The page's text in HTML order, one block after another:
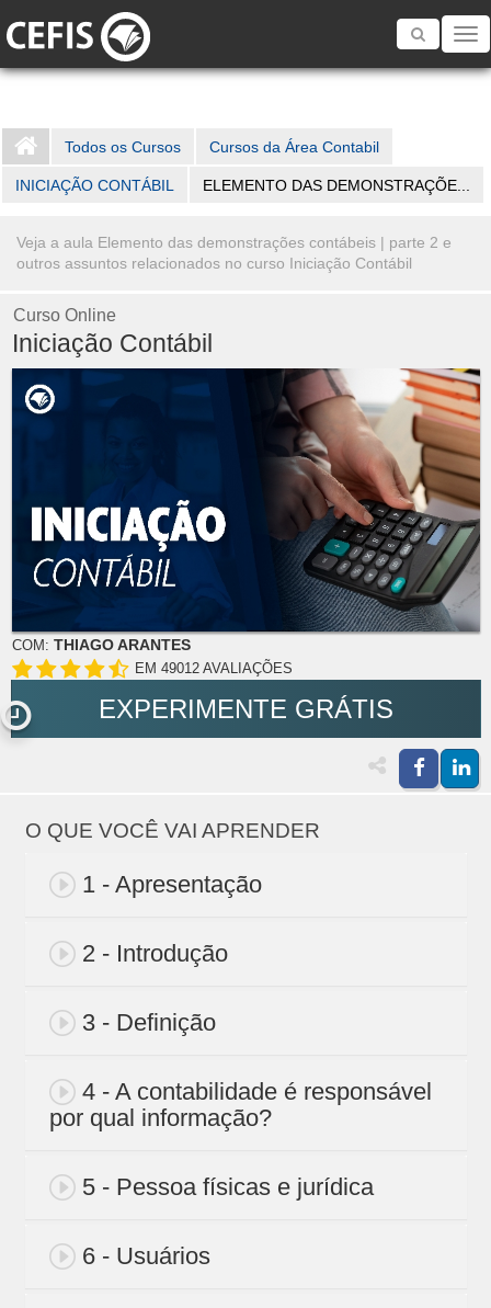
Toggle
Todos os Cursos Cursos da Área Contabil
INICIAÇÃO CONTÁBIL ELEMENTO DAS DEMONSTRAÇÕE...
Veja a aula Elemento das demonstrações contábeis | parte 2 e
outros assuntos relacionados no curso Iniciação Contábil
Curso Online
Iniciação Contábil
COM: THIAGO ARANTES
EM 49012 AVALIAÇÕES
EXPERIMENTE GRÁTIS
O QUE VOCÊ VAI APRENDER
1 - Apresentação
2 - Introdução
3 - Definição
4 - A contabilidade é responsável
por qual informação?
5 - Pessoa físicas e jurídica
6 - Usuários